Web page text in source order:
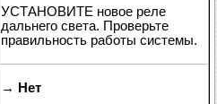
УСТАНОВИТЕ новое реле
дальнего света. Проверьте
правильность работы системы.
→ Нет